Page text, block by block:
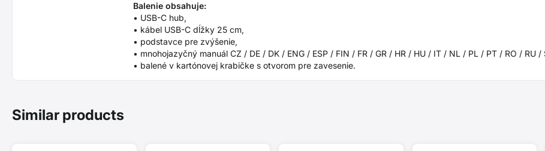
Balenie obsahuje:
• USB-C hub,
• kábel USB-C dĺžky 25 cm,
• podstavce pre zvýšenie,
• mnohojazyčný manuál CZ / DE / DK / ENG / ESP / FIN / FR / GR / HR / HU / IT / NL / PL / PT / RO / RU
• balené v kartónovej krabičke s otvorom pre zavesenie.
Similar products